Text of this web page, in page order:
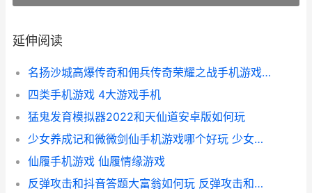
延伸阅读
名扬沙城高爆传奇和佣兵传奇荣耀之战手机游戏哪个好 名扬沙城有多少版本
四类手机游戏 4大游戏手机
猛鬼发育模拟器2022和天仙道安卓版如何玩
少女养成记和微微剑仙手机游戏哪个好玩 少女养成记无限金币版
仙履手机游戏 仙履情缘游戏
反弹攻击和抖音答题大富翁如何玩 反弹攻击和抖音的关系